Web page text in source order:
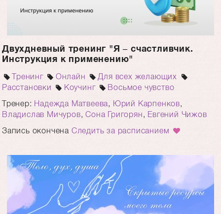
Двухдневный тренинг "Я – счастливчик.
Инструкция к применению"
Тренинг Онлайн
Для всех желающих
Расстановки
Коучинг
Восьмое чувство
Тренер: Надежда Матвеева, Юрий Карпенков,
Владислав Мичуров,Сона Григорян, Евгений Чижов
Запись окончена Следить за расписанием